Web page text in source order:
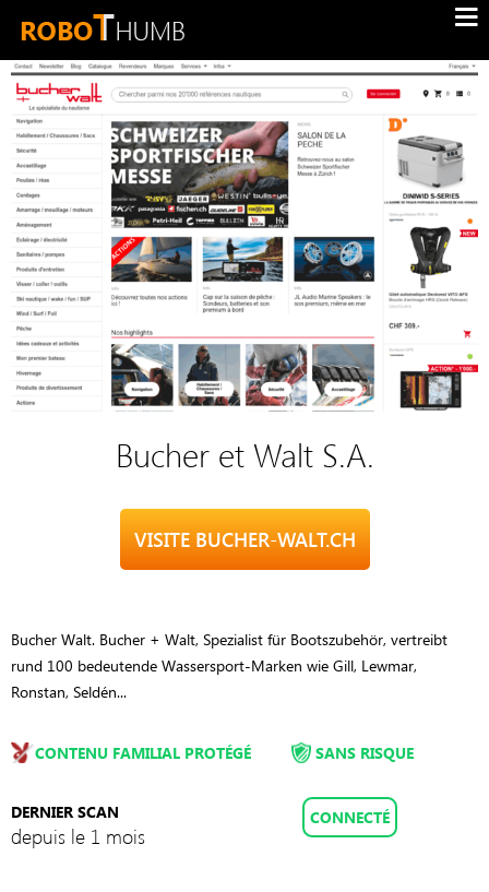
Bucher et Walt S.A.
VISITE BUCHER-WALT.CH
Bucher Walt. Bucher + Walt, Spezialist für Bootszubehör, vertreibt
rund 100 bedeutende Wassersport-Marken wie Gill, Lewmar,
Ronstan, Seldén...
CONTENU FAMILIAL PROTÉGÉ
DERNIER SCAN
depuis le 1 mois
SANS RISQUE
CONNECTÉ